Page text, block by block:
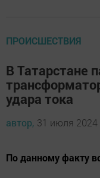
ПРОИСШЕСТВИЯ
В Татарстане
удара тока
автор, 31 июля 2024
По данному факту